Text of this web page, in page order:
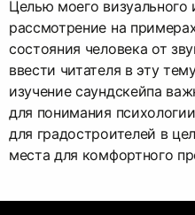
Целью моего визуального
рассмотрение на
состояния человека от
ввести читателя в эту
изучение саундскейпа
для понимания
для градостроителей в
места для комфортного